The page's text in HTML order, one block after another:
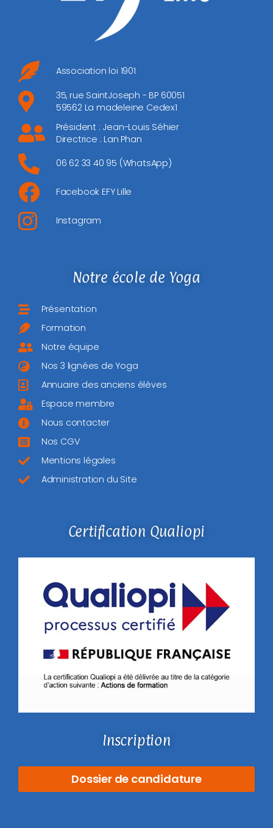
Association loi 1901
35, rue SaintJoseph - BP 60051
59562 La madeleine Cedex1
Président : Jean-Louis Séhier
Directrice : Lan Phan
06 62 33 40 95 (WhatsApp)
Facebook EFY Lille
Instagram
Notre école de Yoga
Présentation
Formation
Notre équipe
Nos 3 lignées de Yoga
Annuaire des anciens élèves
Espace membre
Nous contacter
Nos CGV
Mentions légales
Administration du Site
Certification Qualiopi
Inscription
Dossier de candidature